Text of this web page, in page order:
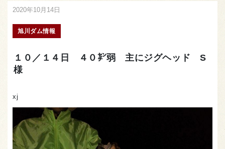
2020年10月14日
旭川ダム情報
１０／１４日 ４０㌢弱 主にジグヘッド S
様
xj